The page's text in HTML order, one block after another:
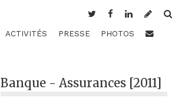
ACTIVITÉS PRESSE PHOTOS
Banque - Assurances [2011]